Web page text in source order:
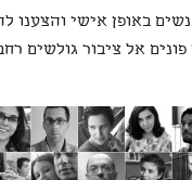
באופן אישי והצענו
אל ציבור גולשים